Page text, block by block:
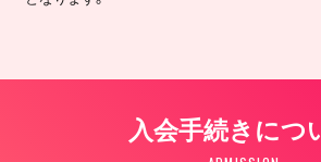
入会手続きにつ